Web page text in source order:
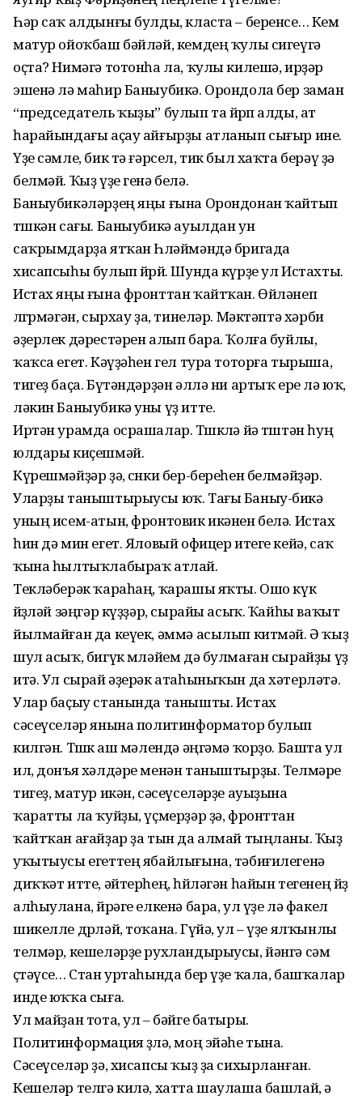
Һәр саҡ алдынғы булды, класта – беренсе… Кем
матур ойоҡбаш бәйләй, кемдең ҡулы сигеүгә
оҫта? Нимәгә тотонһа ла, ҡулы килешә, ирҙәр
эшенә лә маһир Баныубикә. Орондола бер заман
“председатель ҡыҙы” булып та йөрөп алды, ат
һарайындағы аҫау айғырҙы атланып сығыр ине.
Үҙе сәмле, бик тә ғәрсел, тик был хаҡта берәү ҙә
белмәй. Ҡыҙ үҙе генә белә.
Баныубикәләрҙең яңы ғына Орондонан ҡайтып
төшкән сағы. Баныубикә ауылдан ун
саҡрымдарҙа ятҡан Һөләймәндә бригада
хисапсыһы булып йөрөй. Шунда күрҙе ул Истахты.
Истах яңы ғына фронттан ҡайтҡан. Өйләнеп
өлгөрмәгән, сырхау ҙа, тинеләр. Мәктәптә хәрби
әҙерлек дәрестәрен алып бара. Ҡолға буйлы,
ҡаҡса егет. Кәүҙәһен гел тура тоторға тырыша,
тигеҙ баҫа. Бүтәндәрҙән әллә ни артыҡ ере лә юҡ,
ләкин Баныубикә уны үҙ итте.
Иртән урамда осрашалар. Төшкөлә йә төштән һуң
юлдары киҫешмәй.
Күрешмәйҙәр ҙә, сөнки бер-береһен белмәйҙәр.
Уларҙы таныштырыусы юҡ. Тағы Баныу-бикә
уның исем-атын, фронтовик икәнен белә. Истах
һин дә мин егет. Яловый офицер итеге кейә, саҡ
ҡына һылтыҡлабыраҡ атлай.
Текләберәк ҡараһаң, ҡарашы яҡты. Ошо күк
йөҙөләй зәңгәр күҙҙәр, сырайы асыҡ. Ҡайһы ваҡыт
йылмайған да кеүек, әммә асылып китмәй. Ә ҡыҙ
шул асыҡ, бигүк мөләйем дә булмаған сырайҙы үҙ
итә. Ул сырай әҙерәк атаһыныҡын да хәтерләтә.
Улар баҫыу станында танышты. Истах
сәсеүселәр янына политинформатор булып
килгән. Төшкө аш мәлендә әңгәмә ҡорҙо. Башта ул
ил, донъя хәлдәре менән таныштырҙы. Телмәре
тигеҙ, матур икән, сәсеүселәрҙе ауыҙына
ҡаратты ла ҡуйҙы, үҫмерҙәр ҙә, фронттан
ҡайтҡан ағайҙар ҙа тын да алмай тыңланы. Ҡыҙ
уҡытыусы егеттең ябайлығына, тәбиғилегенә
диҡҡәт итте, әйтерһең, һөйләгән һайын тегенең йөҙө
алһыулана, йөрәге елкенә бара, ул үҙе лә факел
шикелле дөрләй, тоҡана. Гүйә, ул – үҙе ялҡынлы
телмәр, кешеләрҙе рухландырыусы, йәнгә сәм
өҫтәүсе… Стан уртаһында бер үҙе ҡала, башҡалар
инде юҡҡа сыға.
Ул майҙан тота, ул – бәйге батыры.
Политинформация өҙөлә, моң эйәһе тына.
Сәсеүселәр ҙә, хисапсы ҡыҙ ҙа сихырланған.
Кешеләр телгә килә, хатта шаулаша башлай, ә